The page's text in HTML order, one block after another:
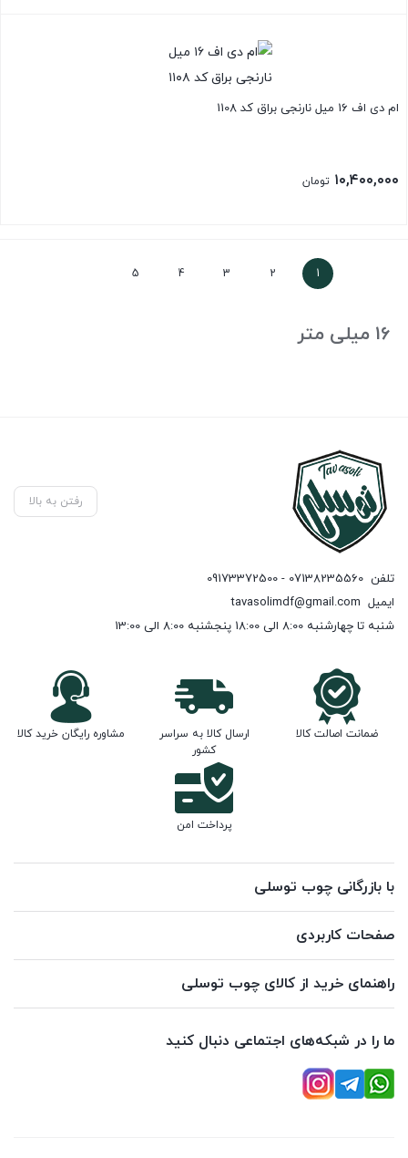
ام دی اف 16 میل نارنجی براق کد 1108
۱۰,۴۰۰,۰۰۰ تومان
1
2
3
4
5
16 میلی متر
رفتن به بالا
تلفن 07138235560 - 09173372500
ایمیل tavasolimdf@gmail.com
شنبه تا چهارشنبه 8:00 الی 18:00 پنجشنبه 8:00 الی 13:00
ضمانت اصالت کالا
ارسال کالا به سراسر
کشور
مشاوره رایگان خرید کالا
پرداخت امن
با بازرگانی چوب توسلی
صفحات کاربردی
راهنمای خرید از کالای چوب توسلی
ما را در شبکه‌های اجتماعی دنبال کنید